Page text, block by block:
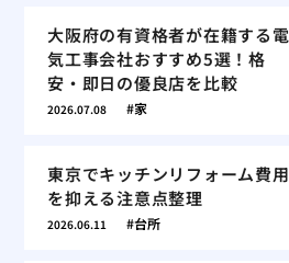
大阪府の有資格者が在籍する電
気工事会社おすすめ5選！格
安・即日の優良店を比較
2026.07.08 家
東京でキッチンリフォーム費用
を抑える注意点整理
2026.06.11 台所